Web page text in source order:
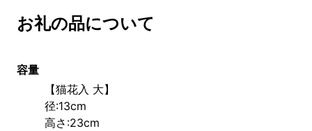
お礼の品について
容量
【猫花入 大】
径:13cm
高さ:23cm